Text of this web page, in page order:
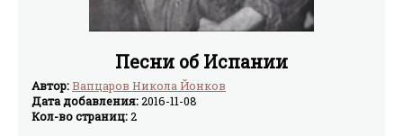
Песни об Испании
Автор:Вапцаров Никола Йонков
Дата добавления:2016-11-08
Кол-во страниц:2